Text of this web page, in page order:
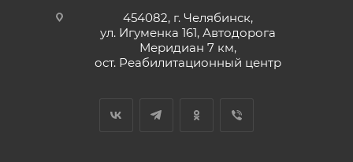
454082, г. Челябинск,
ул. Игуменка 161, Автодорога
Меридиан 7 км,
ост. Реабилитационный центр